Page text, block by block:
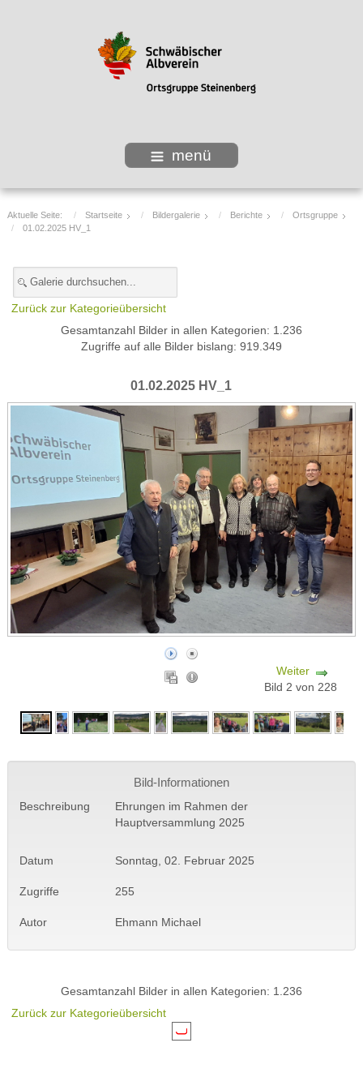
menü
Aktuelle Seite: Startseite Bildergalerie Berichte
Ortsgruppe
01.02.2025 HV_1
Zurück zur Kategorieübersicht
Gesamtanzahl Bilder in allen Kategorien: 1.236
Zugriffe auf alle Bilder bislang: 919.349
01.02.2025 HV_1
Weiter
Bild 2 von 228
Bild-Informationen
Beschreibung
Ehrungen im Rahmen der
Hauptversammlung 2025
Datum Sonntag, 02. Februar 2025
Zugriffe 255
Autor Ehmann Michael
Gesamtanzahl Bilder in allen Kategorien: 1.236
Zurück zur Kategorieübersicht